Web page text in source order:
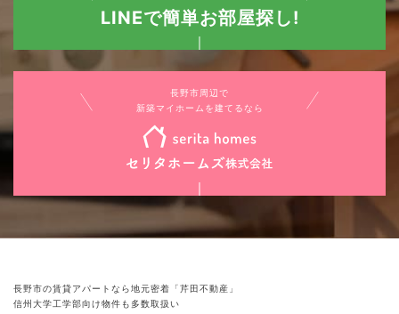
LINEで簡単お部屋探し!
長野市周辺で
新築マイホームを建てるなら
長野市の賃貸アパートなら地元密着「芹田不動産」
信州大学工学部向け物件も多数取扱い